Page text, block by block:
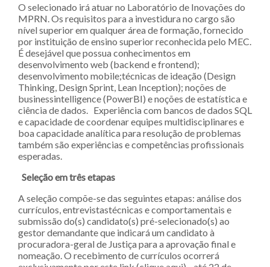
O selecionado irá atuar no Laboratório de Inovações do
MPRN. Os requisitos para a investidura no cargo são
nível superior em qualquer área de formação, fornecido
por instituição de ensino superior reconhecida pelo MEC.
É desejável que possua conhecimentos em
desenvolvimento web (backend e frontend);
desenvolvimento mobile;técnicas de ideação (Design
Thinking, Design Sprint, Lean Inception); noções de
businessintelligence (PowerBI) e noções de estatística e
ciência de dados. Experiência com bancos de dados SQL
e capacidade de coordenar equipes multidisciplinares e
boa capacidade analítica para resolução de problemas
também são experiências e competências profissionais
esperadas.
Seleção em três etapas
A seleção compõe-se das seguintes etapas: análise dos
currículos, entrevistastécnicas e comportamentais e
submissão do(s) candidato(s) pré-selecionado(s) ao
gestor demandante que indicará um candidato à
procuradora-geral de Justiça para a aprovação final e
nomeação. O recebimento de currículos ocorrerá